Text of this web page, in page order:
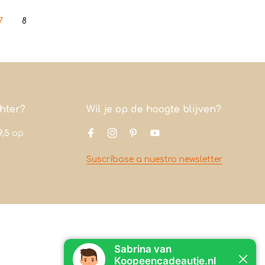
8
op
Wil je op de hoogte blijven?
Suscríbase a nuestro newsletter
Contacto